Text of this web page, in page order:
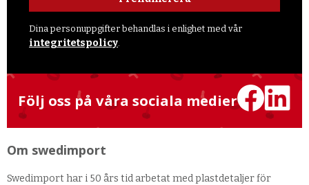
Dina personuppgifter behandlas i enlighet med vår
integritetspolicy
Följ oss på våra sociala medier
Om swedimport
Swedimport har i 50 års tid arbetat med plastdetaljer för